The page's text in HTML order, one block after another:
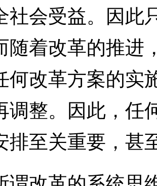
社会受益。因此
随着改革的推进
何改革方案的实
调整。因此，任
排至关重要，甚